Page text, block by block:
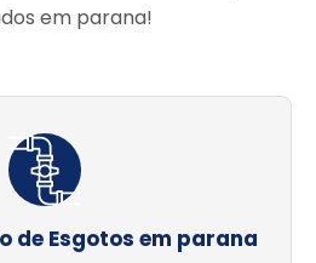
em parana!
de Esgotos em parana